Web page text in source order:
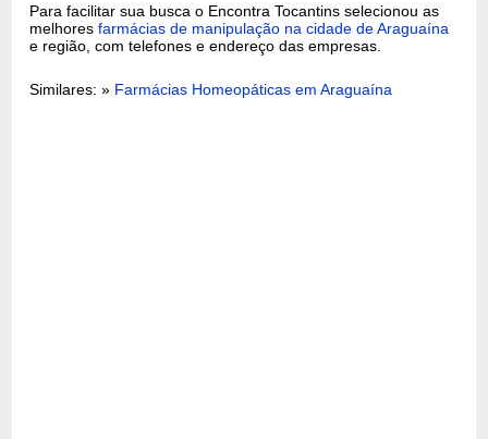
Para facilitar sua busca o Encontra Tocantins selecionou as
melhoresfarmácias de manipulação na cidade de Araguaína
e região, com telefones e endereço das empresas.
Similares: » Farmácias Homeopáticas em Araguaína